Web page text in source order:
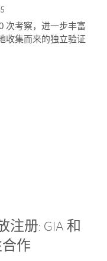
次考察，进一步丰富
收集而来的独立验证
注册: GIA 和
作